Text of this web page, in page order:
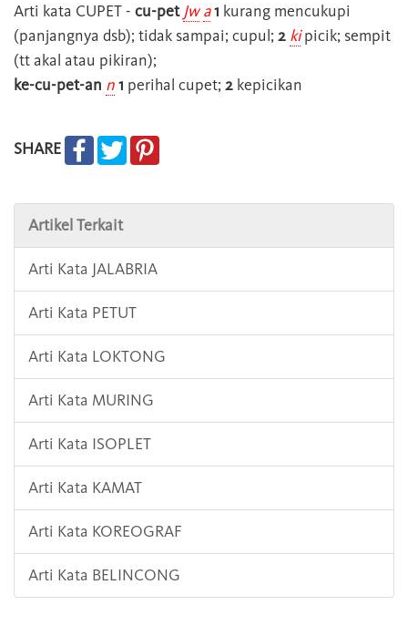
Arti kata CUPET - cu-pet Jw a1 kurang mencukupi
(panjangnya dsb); tidak sampai; cupul; 2 kipicik; sempit
(tt akal atau pikiran);
ke-cu-pet-an n1 perihal cupet; 2 kepicikan
SHARE
Artikel Terkait
Arti Kata JALABRIA
Arti Kata PETUT
Arti Kata LOKTONG
Arti Kata MURING
Arti Kata ISOPLET
Arti Kata KAMAT
Arti Kata KOREOGRAF
Arti Kata BELINCONG